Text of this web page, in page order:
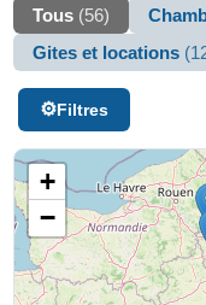
Tous (56)
Gites et locations
Filtres
+
−